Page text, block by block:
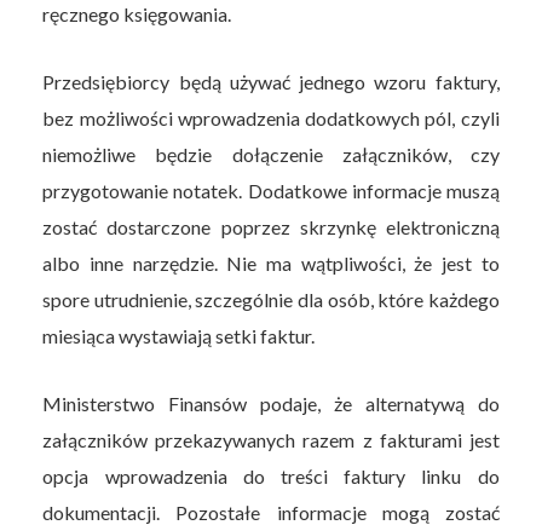
ręcznego księgowania.
Przedsiębiorcy będą używać jednego wzoru faktury,
bez możliwości wprowadzenia dodatkowych pól, czyli
niemożliwe będzie dołączenie załączników, czy
przygotowanie notatek. Dodatkowe informacje muszą
zostać dostarczone poprzez skrzynkę elektroniczną
albo inne narzędzie. Nie ma wątpliwości, że jest to
spore utrudnienie, szczególnie dla osób, które każdego
miesiąca wystawiają setki faktur.
Ministerstwo Finansów podaje, że alternatywą do
załączników przekazywanych razem z fakturami jest
opcja wprowadzenia do treści faktury linku do
dokumentacji. Pozostałe informacje mogą zostać